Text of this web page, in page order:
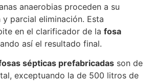
anaerobias proceden a su
parcial eliminación. Esta
en el clarificador de lafosa
así el resultado final.
sépticas prefabricadas son de
exceptuando la de 500 litros de